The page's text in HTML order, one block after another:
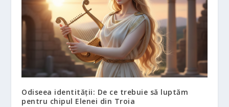
Odiseea identității: De ce trebuie să luptăm
pentru chipul Elenei din Troia